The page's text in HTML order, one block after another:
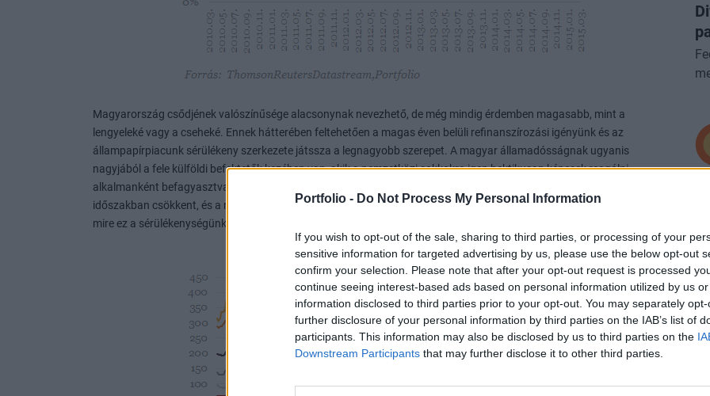
Portfolio - Do Not Process My Personal Information
If you wish to opt-out of the sale, sharing to third parties, or processing of your
sensitive information for targeted advertising by us, please use the below opt-out
confirm your selection. Please note that after your opt-out request is processed
continue seeing interest-based ads based on personal information utilized by us
information disclosed to third parties prior to your opt-out. You may separately
further disclosure of your personal information by third parties on the IAB’s list of
participants. This information may also be disclosed by us to third parties on the
Downstream Participants that may further disclose it to other third parties.
Magyarország csődjének valószínűsége alacsonynak nevezhető, de még mindig érdemben magasabb, mint a
lengyeleké vagy a cseheké. Ennek hátterében feltehetően a magas éven belüli refinanszírozási igényünk és az
állampapírpiacunk sérülékeny szerkezete játssza a legnagyobb szerepet. A magyar államadósságnak ugyanis
nagyjából a fele külföldi befektetők kezében van, akik a nemzetközi sokkokra igen hektikusan képesek reagálni,
alkalmanként befagyasztva a magyar kötvénypiacot az általuk keltett eladási hullámokkal. Bár ez az arány az elmúlt
időszakban csökkent, és a nyugodtabb viselkedést tanúsító magyar lakosság részaránya nőtt, még hosszú időbe telik
mire ez a sérülékenységünk jelentősen mérséklődik.
A